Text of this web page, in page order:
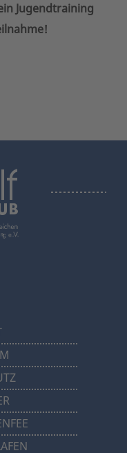
Jugendtraining